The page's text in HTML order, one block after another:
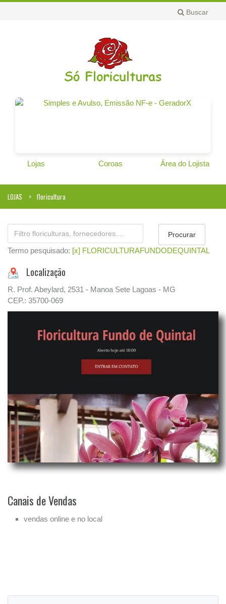
Buscar
Lojas Coroas Área do Lojista
LOJAS floricultura
Termo pesquisado: [x] FLORICULTURAFUNDODEQUINTAL
Localização
R. Prof. Abeylard, 2531 - Manoa Sete Lagoas - MG
CEP.: 35700-069
Canais de Vendas
vendas online e no local